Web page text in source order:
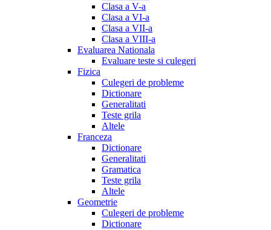
Clasa a V-a
Clasa a VI-a
Clasa a VII-a
Clasa a VIII-a
Evaluarea Nationala
Evaluare teste si culegeri
Fizica
Culegeri de probleme
Dictionare
Generalitati
Teste grila
Altele
Franceza
Dictionare
Generalitati
Gramatica
Teste grila
Altele
Geometrie
Culegeri de probleme
Dictionare